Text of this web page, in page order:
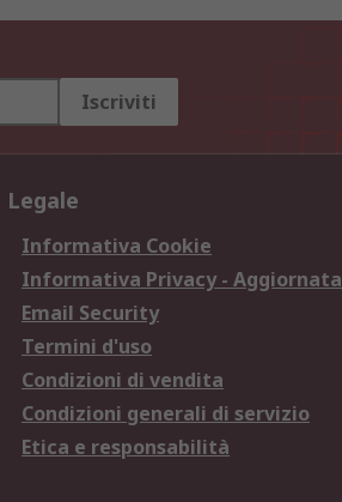
Iscriviti
Legale
Informativa Cookie
Informativa Privacy - Aggiornata
Email Security
Termini d'uso
Condizioni di vendita
Condizioni generali di servizio
Etica e responsabilità